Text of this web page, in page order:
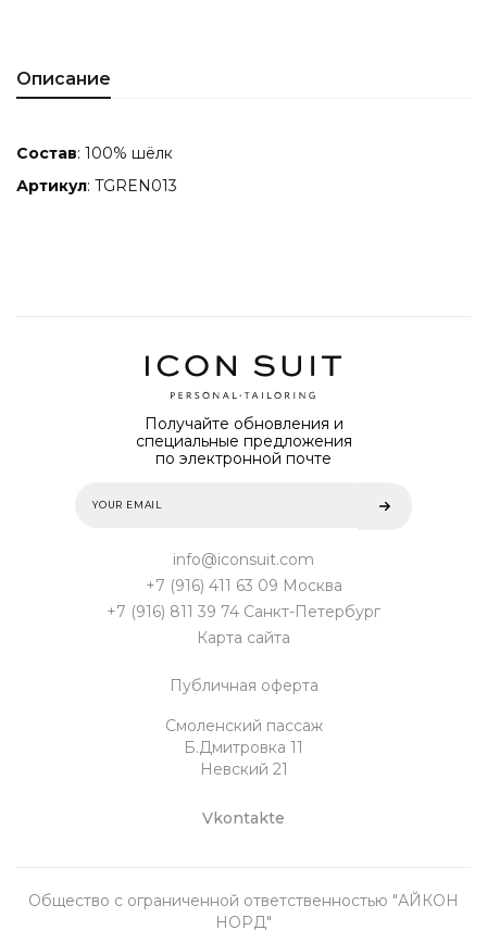
Описание
Состав: 100% шёлк
Артикул: TGREN013
Получайте обновления и
специальные предложения
по электронной почте
info@iconsuit.com
+7 (916) 411 63 09 Москва
+7 (916) 811 39 74 Санкт-Петербург
Карта сайта
Публичная оферта
Смоленский пассаж
Б.Дмитровка 11
Невский 21
Vkontakte
Общество с ограниченной ответственностью "АЙКОН
НОРД"